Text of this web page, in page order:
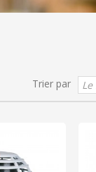
Trier par